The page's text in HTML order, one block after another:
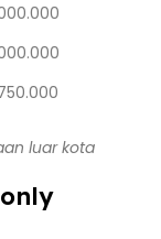
luar kota